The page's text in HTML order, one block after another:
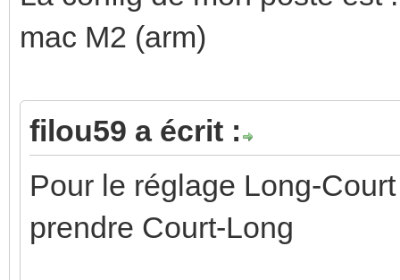
mac M2 (arm)
filou59 a écrit :
Pour le réglage Long-
prendre Court-Long